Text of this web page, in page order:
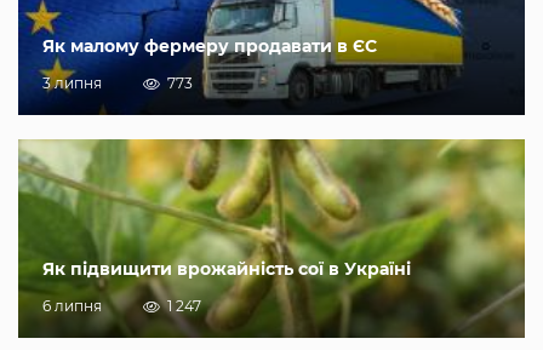
Як малому фермеру продавати в ЄС
3 липня 773
Як підвищити врожайність сої в Україні
6 липня 1 247